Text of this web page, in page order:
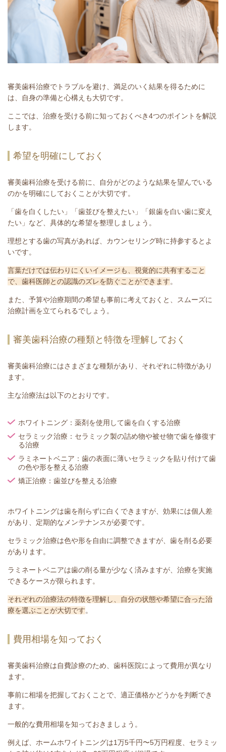
審美歯科治療でトラブルを避け、満足のいく結果を得るために
は、自身の準備と心構えも大切です。
ここでは、治療を受ける前に知っておくべき4つのポイントを解説
します。
希望を明確にしておく
審美歯科治療を受ける前に、自分がどのような結果を望んでいる
のかを明確にしておくことが大切です。
「歯を白くしたい」「歯並びを整えたい」「銀歯を白い歯に変え
たい」など、具体的な希望を整理しましょう。
理想とする歯の写真があれば、カウンセリング時に持参するとよ
いです。
言葉だけでは伝わりにくいイメージも、視覚的に共有すること
で、歯科医師との認識のズレを防ぐことができます。
また、予算や治療期間の希望も事前に考えておくと、スムーズに
治療計画を立てられるでしょう。
審美歯科治療の種類と特徴を理解しておく
審美歯科治療にはさまざまな種類があり、それぞれに特徴があり
ます。
主な治療法は以下のとおりです。
ホワイトニング：薬剤を使用して歯を白くする治療
セラミック治療：セラミック製の詰め物や被せ物で歯を修復す
る治療
ラミネートベニア：歯の表面に薄いセラミックを貼り付けて歯
の色や形を整える治療
矯正治療：歯並びを整える治療
ホワイトニングは歯を削らずに白くできますが、効果には個人差
があり、定期的なメンテナンスが必要です。
セラミック治療は色や形を自由に調整できますが、歯を削る必要
があります。
ラミネートベニアは歯の削る量が少なく済みますが、治療を実施
できるケースが限られます。
それぞれの治療法の特徴を理解し、自分の状態や希望に合った治
療を選ぶことが大切です。
費用相場を知っておく
審美歯科治療は自費診療のため、歯科医院によって費用が異なり
ます。
事前に相場を把握しておくことで、適正価格かどうかを判断でき
ます。
一般的な費用相場を知っておきましょう。
例えば、ホームホワイトニングは1万5千円〜5万円程度、セラミッ